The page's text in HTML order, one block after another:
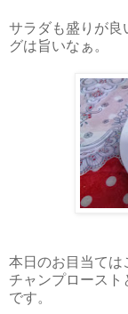
サラダも盛りが良
グは旨いなぁ。
本日のお目当ては
チャンプロースト
です。